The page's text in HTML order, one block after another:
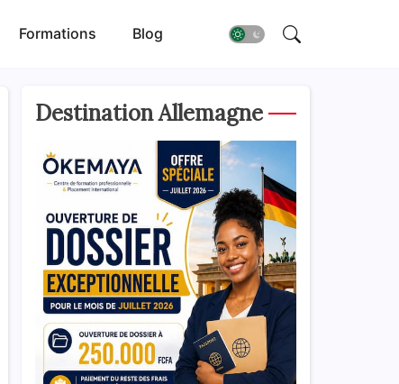
Formations Blog
Destination Allemagne